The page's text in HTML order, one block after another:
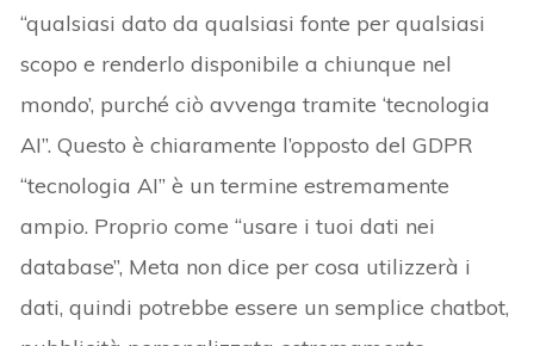
“qualsiasi dato da qualsiasi fonte per qualsiasi
scopo e renderlo disponibile a chiunque nel
mondo’, purché ciò avvenga tramite ‘tecnologia
AI”. Questo è chiaramente l’opposto del GDPR
“tecnologia AI” è un termine estremamente
ampio. Proprio come “usare i tuoi dati nei
database”, Meta non dice per cosa utilizzerà i
dati, quindi potrebbe essere un semplice chatbot,